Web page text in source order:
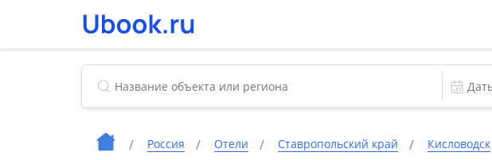
Россия Отели Ставропольский край Кисловодск